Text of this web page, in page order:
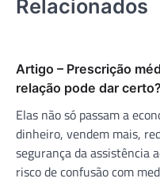
Relacionados
Artigo – Prescrição
relação pode dar certo?
Elas não só passam a
dinheiro, vendem mais,
segurança da assistência
risco de confusão com